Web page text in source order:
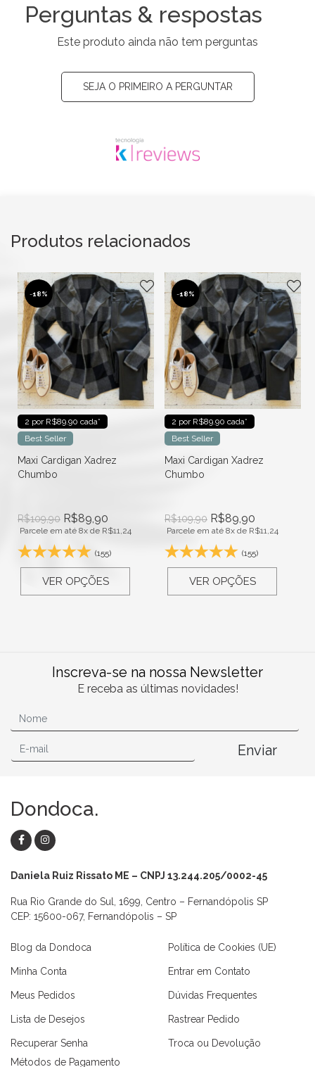
Perguntas & respostas
Este produto ainda não tem perguntas
SEJA O PRIMEIRO A PERGUNTAR
Produtos relacionados
-18%
2 por R$89.90 cada*
Best Seller
Maxi Cardigan Xadrez
Chumbo
R$109,90 R$89,90
Parcele em até 8x de R$11,24
(155)
VER OPÇÕES
-18%
2 por R$89.90 cada*
Best Seller
Maxi Cardigan Xadrez
Chumbo
R$109,90 R$89,90
Parcele em até 8x de R$11,24
(155)
VER OPÇÕES
Inscreva-se na nossa Newsletter
E receba as últimas novidades!
Enviar
Dondoca.
Daniela Ruiz Rissato ME – CNPJ 13.244.205/0002-45
Rua Rio Grande do Sul, 1699, Centro – Fernandópolis SP
CEP: 15600-067, Fernandópolis – SP
Blog da Dondoca
Minha Conta
Meus Pedidos
Lista de Desejos
Recuperar Senha
Política de Cookies (UE)
Entrar em Contato
Dúvidas Frequentes
Rastrear Pedido
Troca ou Devolução
Métodos de Pagamento